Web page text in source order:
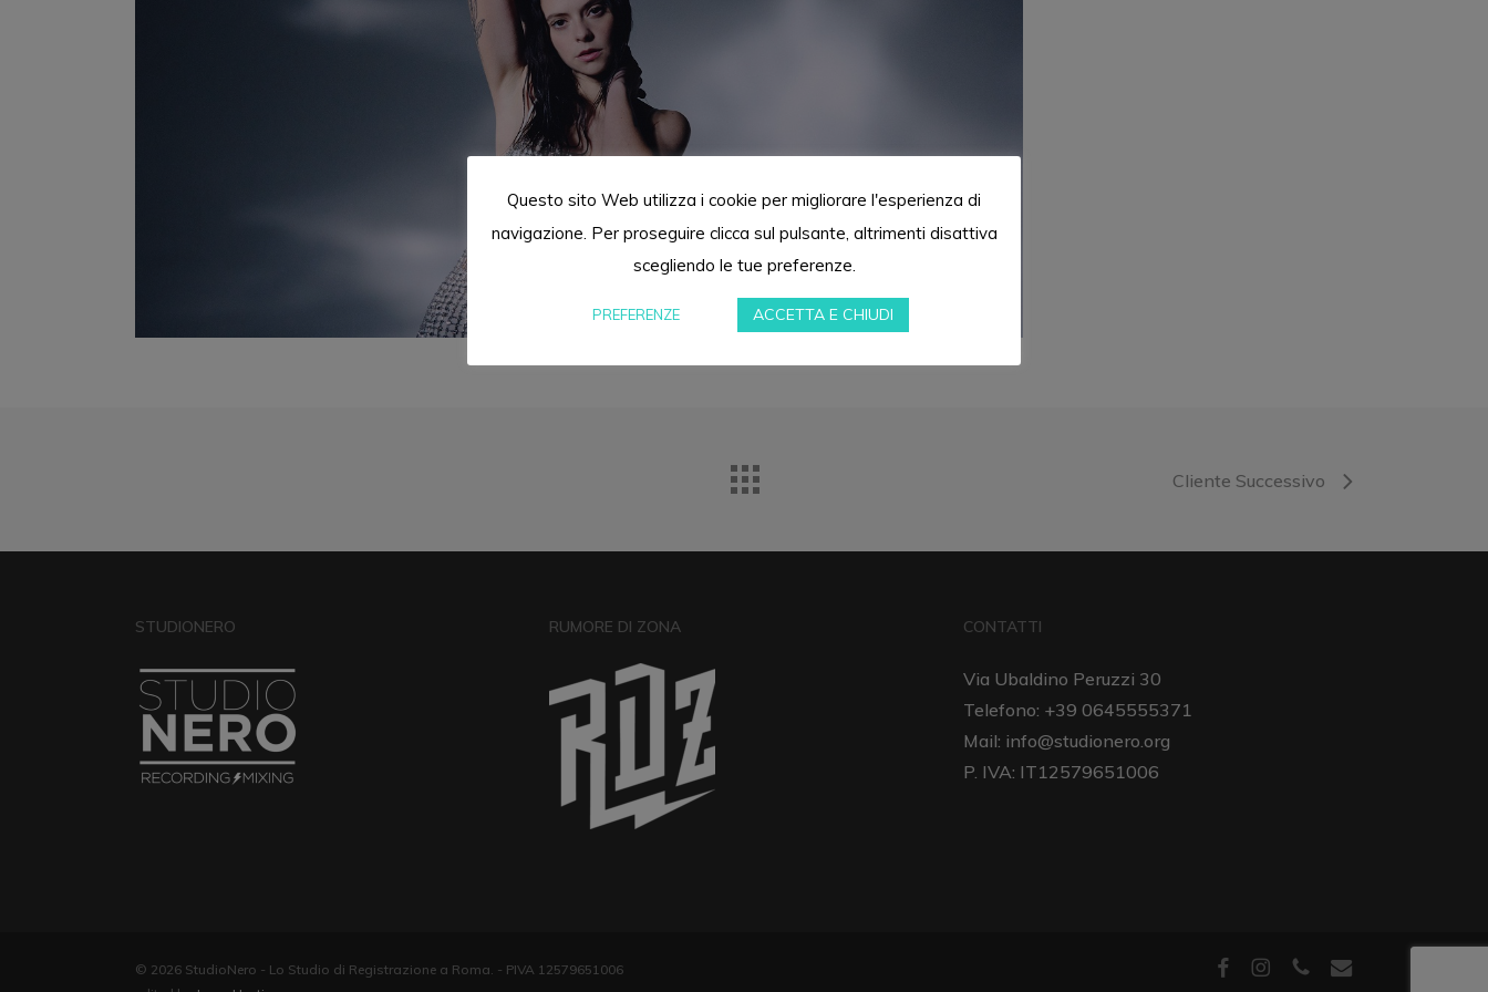
Cliente Successivo
STUDIONERO RUMORE DI ZONA CONTATTI
Via Ubaldino Peruzzi 30
Telefono: +39 0645555371
Mail: info@studionero.org
P. IVA: IT12579651006
© 2026 StudioNero - Lo Studio di Registrazione a Roma. - PIVA 12579651006
facebookinstagramphone email
Questo sito Web utilizza i cookie per migliorare l'esperienza di
navigazione. Per proseguire clicca sul pulsante, altrimenti disattiva
scegliendo le tue preferenze.
PREFERENZE ACCETTA E CHIUDI